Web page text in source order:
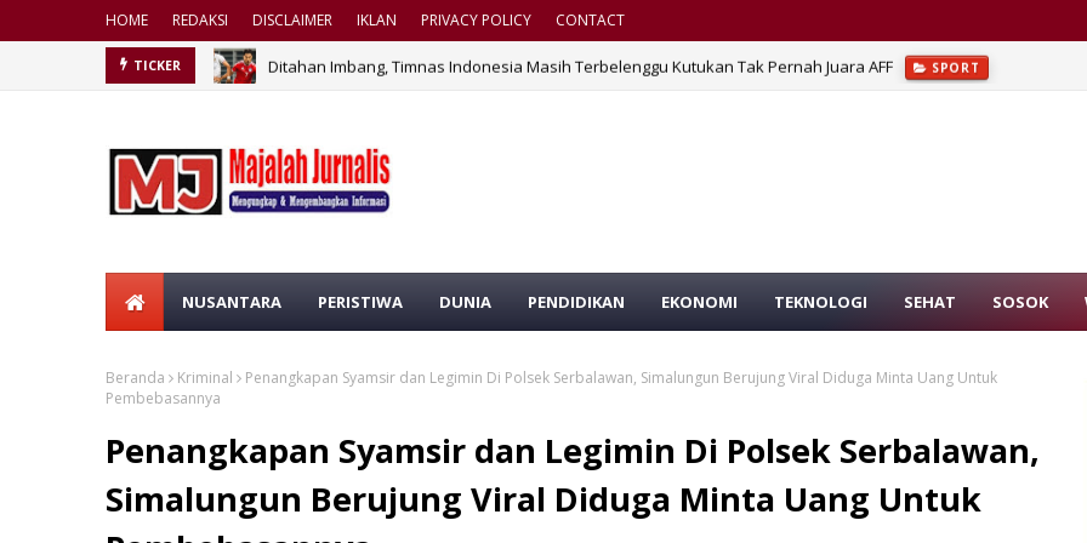
HOME REDAKSI DISCLAIMER IKLAN PRIVACY POLICY CONTACT
TICKER Ditahan Imbang, Timnas Indonesia Masih Terbelenggu Kutukan Tak Pernah Juara AFF SPORT
NUSANTARA PERISTIWA DUNIA PENDIDIKAN EKONOMI TEKNOLOGI SEHAT SOSOK
Beranda Kriminal
Penangkapan Syamsir dan Legimin Di Polsek Serbalawan, Simalungun Berujung Viral Diduga Minta Uang Untuk
Pembebasannya
Penangkapan Syamsir dan Legimin Di Polsek Serbalawan,
Simalungun Berujung Viral Diduga Minta Uang Untuk